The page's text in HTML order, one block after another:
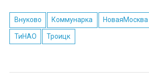
Внуково Коммунарка НоваяМосква
ТиНАО Троицк